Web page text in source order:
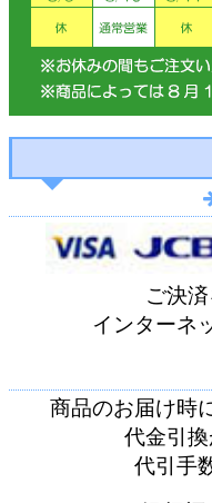
ご決
インターネ
商品のお届け時
代金引
代引手